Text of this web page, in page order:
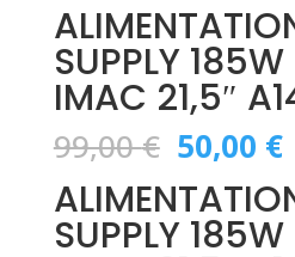
SUPPLY
IMAC 21,5″
99,00€ Le
prix
initial
était :
50,00 €Le
SUPPLY